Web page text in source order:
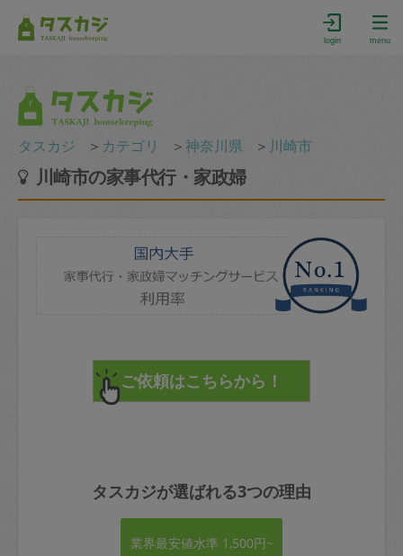
login menu
タスカジ ＞ カテゴリ ＞神奈川県 ＞ 川崎市
川崎市の家事代行・家政婦
タスカジが選ばれる3つの理由
業界最安値水準 1,500円~